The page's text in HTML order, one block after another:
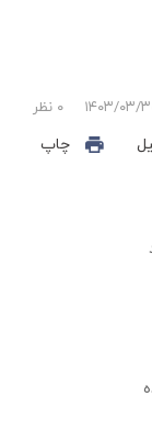
۰۳/۳۰ ۰ نظر
چاپ